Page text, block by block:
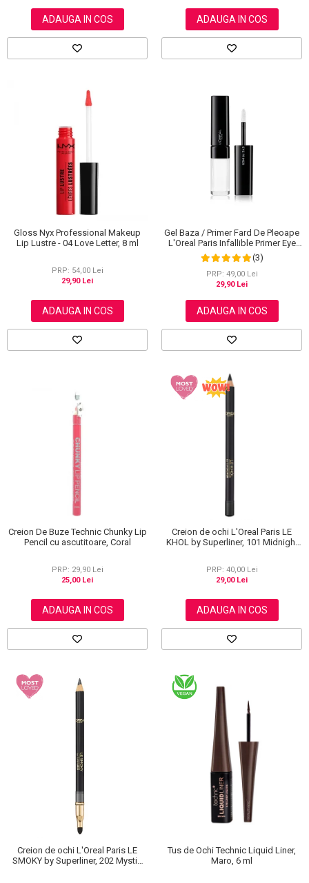
ADAUGA IN COS ADAUGA IN COS
Gloss Nyx Professional Makeup
Lip Lustre - 04 Love Letter, 8 ml
PRP: 54,00 Lei
29,90 Lei
ADAUGA IN COS
Gel Baza / Primer Fard De Pleoape
L'Oreal Paris Infallible Primer Eye
Shadow Base 100, 3 ml
(3)
PRP: 49,00 Lei
29,90 Lei
ADAUGA IN COS
Creion De Buze Technic Chunky Lip
Pencil cu ascutitoare, Coral
PRP: 29,90 Lei
25,00 Lei
ADAUGA IN COS
Creion de ochi L'Oreal Paris LE
KHOL by Superliner, 101 Midnight
PRP: 40,00 Lei
29,00 Lei
ADAUGA IN COS
Creion de ochi L'Oreal Paris LE
SMOKY by Superliner, 202 Mystic
Tus de Ochi Technic Liquid Liner,
Maro, 6 ml